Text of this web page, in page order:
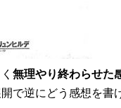
無理やり終わらせた
で逆にどう感想を書